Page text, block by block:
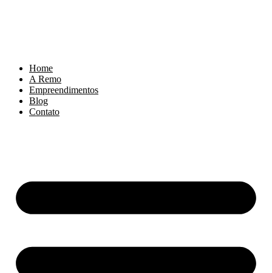
Home
A Remo
Empreendimentos
Blog
Contato